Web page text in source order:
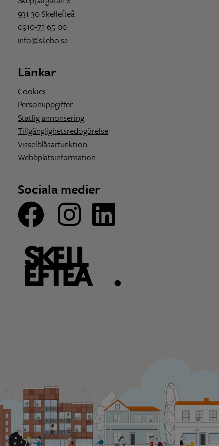
931 30 Skellefteå
0910-73 65 00
info@skebo.se
Länkar
Cookies
Personuppgifter
Statlig annonsering
Tillgänglighetsredogörelse
Visselblåsarfunktion
Webbplatsinformation
Sociala medier